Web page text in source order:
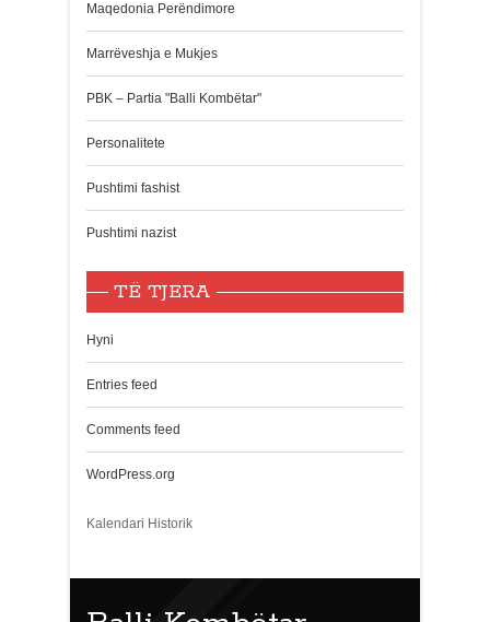
Maqedonia Perëndimore
Marrëveshja e Mukjes
PBK – Partia "Balli Kombëtar"
Personalitete
Pushtimi fashist
Pushtimi nazist
TË TJERA
Hyni
Entries feed
Comments feed
WordPress.org
Kalendari Historik